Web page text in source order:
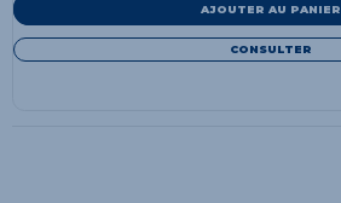
AJOUTER AU PANIER
CONSULTER